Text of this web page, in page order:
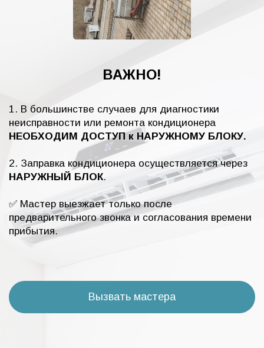
ВАЖНО!
1. В большинстве случаев для диагностики
неисправности или ремонта кондиционера
НЕОБХОДИМ ДОСТУП к НАРУЖНОМУ БЛОКУ.
2. Заправка кондиционера осуществляется через
НАРУЖНЫЙ БЛОК.
✅ Мастер выезжает только после
предварительного звонка и согласования времени
прибытия.
Вызвать мастера